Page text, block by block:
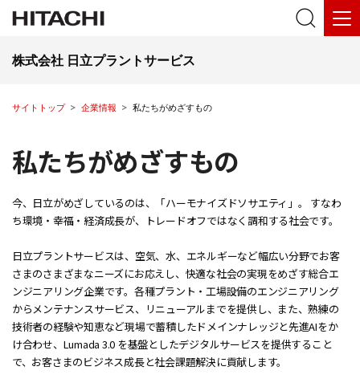
株式会社 日立プラントサービス
サイトトップ 企業情報 私たちがめざすもの
私たちがめざすもの
今、日立がめざしているのは、「ハーモナイズドソサエティ」。 すなわ
ち環境・幸福・経済成長が、トレードオフではなく調和する社会です。
日立プラントサービスは、空気、水、エネルギーなど幅広い分野でお客
さまのさまざまなニーズにお応えし、快適な社会の実現をめざす総合エ
ンジニアリング企業です。各種プラント・工場設備のエンジニアリング
からメンテナンスサービス、リニューアルまでを提供し、また、熟練の
技術者の経験や知恵など現場で蓄積したドメインナレッジと先進AIをか
け合わせ、Lumada 3.0 を基盤としたデジタルサービスを提供すること
で、お客さまのビジネス成長と社会課題解決に貢献します。